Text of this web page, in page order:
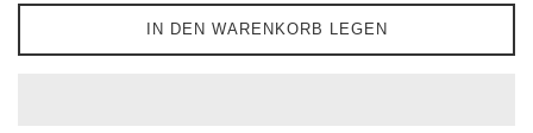
IN DEN WARENKORB LEGEN